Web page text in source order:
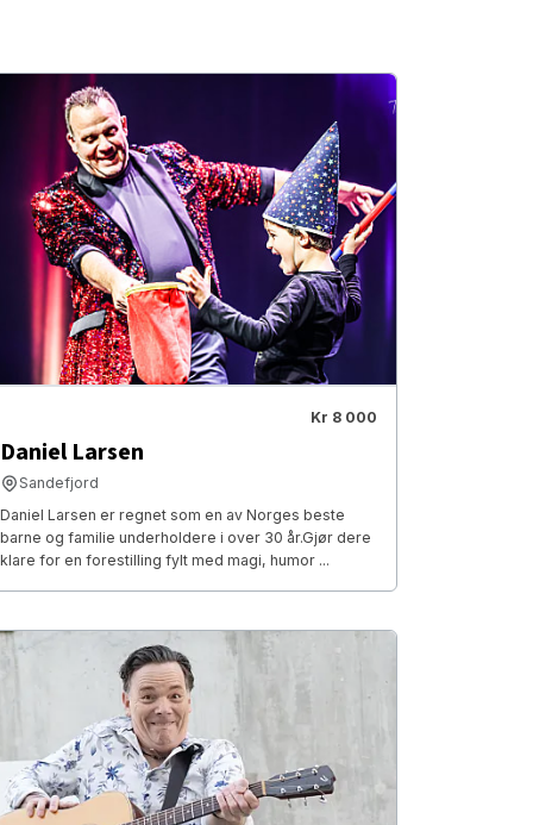
Kr 8 000
Daniel Larsen
Sandefjord
Daniel Larsen er regnet som en av Norges beste
barne og familie underholdere i over 30 år.Gjør dere
klare for en forestilling fylt med magi, humor ...